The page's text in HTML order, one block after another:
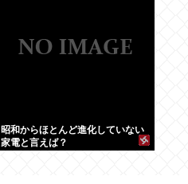
昭和からほとんど進化していない
家電と言えば？